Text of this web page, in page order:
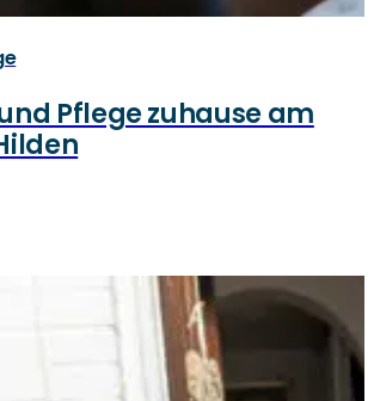
Pflege zuhause am